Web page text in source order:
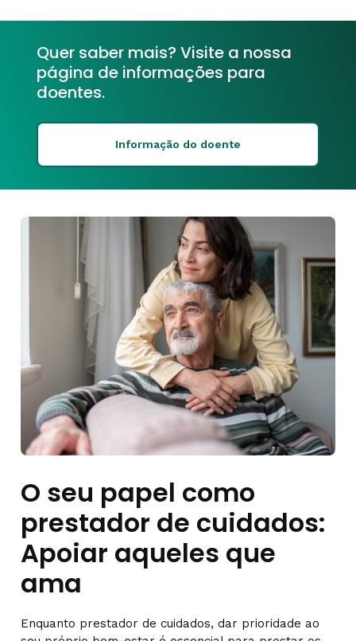
Quer saber mais? Visite a nossa
página de informações para
doentes.
Informação do doente
O seu papel como
prestador de cuidados:
Apoiar aqueles que
ama
Enquanto prestador de cuidados, dar prioridade ao